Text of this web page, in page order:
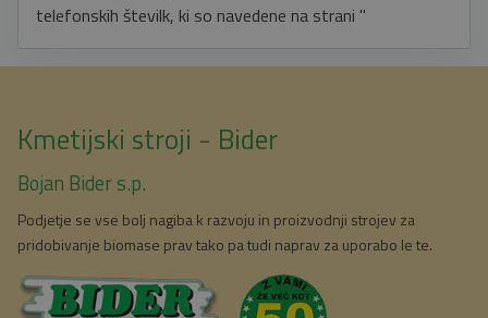
telefonskih številk, ki so navedene na strani "
Kmetijski stroji - Bider
Bojan Bider s.p.
Podjetje se vse bolj nagiba k razvoju in proizvodnji strojev za
pridobivanje biomase prav tako pa tudi naprav za uporabo le te.